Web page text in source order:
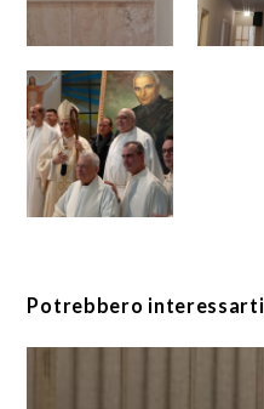
Potrebbero interessarti